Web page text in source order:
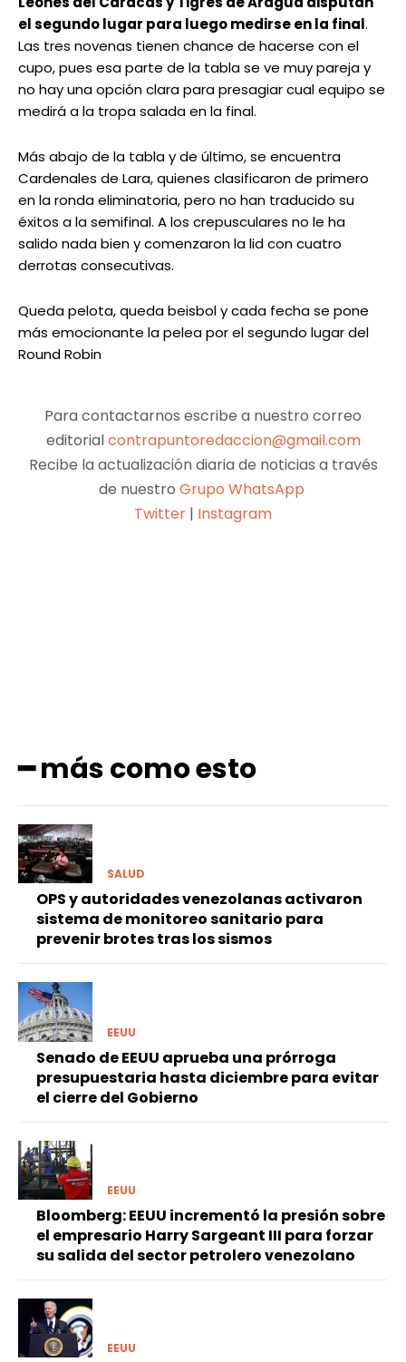
el segundo lugar para luego medirse en la final.
Las tres novenas tienen chance de hacerse con el
cupo, pues esa parte de la tabla se ve muy pareja y
no hay una opción clara para presagiar cual equipo se
medirá a la tropa salada en la final.
Más abajo de la tabla y de último, se encuentra
Cardenales de Lara, quienes clasificaron de primero
en la ronda eliminatoria, pero no han traducido su
éxitos a la semifinal. A los crepusculares no le ha
salido nada bien y comenzaron la lid con cuatro
derrotas consecutivas.
Queda pelota, queda beisbol y cada fecha se pone
más emocionante la pelea por el segundo lugar del
Round Robin
Para contactarnos escribe a nuestro correo
editorialcontrapuntoredaccion@gmail.com
Recibe la actualización diaria de noticias a través
de nuestro Grupo WhatsApp
Twitter | Instagram
━ más como esto
SALUD
OPS y autoridades venezolanas activaron
sistema de monitoreo sanitario para
prevenir brotes tras los sismos
EEUU
Senado de EEUU aprueba una prórroga
presupuestaria hasta diciembre para evitar
el cierre del Gobierno
EEUU
Bloomberg: EEUU incrementó la presión sobre
el empresario Harry Sargeant III para forzar
su salida del sector petrolero venezolano
EEUU